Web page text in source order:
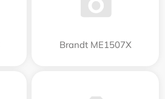
Brandt ME1507X